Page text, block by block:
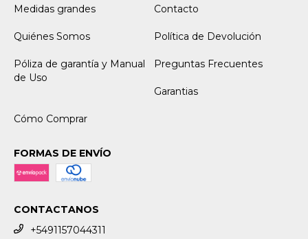
Medidas grandes Contacto
Quiénes Somos Política de Devolución
Póliza de garantía y Manual
de Uso
Preguntas Frecuentes
Garantias
Cómo Comprar
FORMAS DE ENVÍO
CONTACTANOS
+5491157044311